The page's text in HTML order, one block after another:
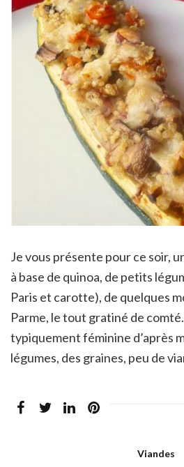
Je vous présente pour ce soir,
à base de quinoa, de petits
Paris et carotte), de quelques
Parme, le tout gratiné de
typiquement féminine d’après
légumes, des graines, peu de
Viandes